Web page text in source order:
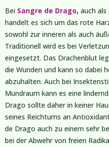
Bei Sangre de Drago, auch als
handelt es sich um das rote
sowohl zur inneren als auch
Traditionell wird es bei
eingesetzt. Das Drachenblut
die Wunden und kann so dabei
abzuhalten. Auch bei
Mundraum kann es eine
Drago sollte daher in keiner
seines Reichtums an
de Drago auch zu einem sehr
bei der Abwehr von freien